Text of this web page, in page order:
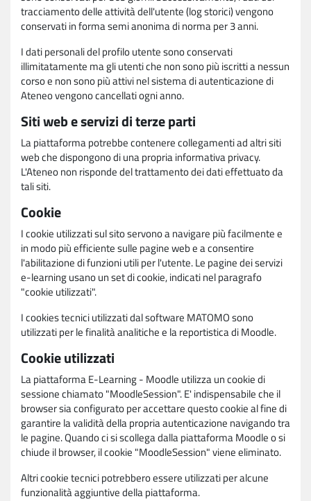
tracciamento delle attività dell'utente (log storici) vengono
conservati in forma semi anonima di norma per 3 anni.
I dati personali del profilo utente sono conservati
illimitatamente ma gli utenti che non sono più iscritti a nessun
corso e non sono più attivi nel sistema di autenticazione di
Ateneo vengono cancellati ogni anno.
Siti web e servizi di terze parti
La piattaforma potrebbe contenere collegamenti ad altri siti
web che dispongono di una propria informativa privacy.
L'Ateneo non risponde del trattamento dei dati effettuato da
tali siti.
Cookie
I cookie utilizzati sul sito servono a navigare più facilmente e
in modo più efficiente sulle pagine web e a consentire
l'abilitazione di funzioni utili per l'utente. Le pagine dei servizi
e-learning usano un set di cookie, indicati nel paragrafo
"cookie utilizzati".
I cookies tecnici utilizzati dal software MATOMO sono
utilizzati per le finalità analitiche e la reportistica di Moodle.
Cookie utilizzati
La piattaforma E-Learning - Moodle utilizza un cookie di
sessione chiamato "MoodleSession". E' indispensabile che il
browser sia configurato per accettare questo cookie al fine di
garantire la validità della propria autenticazione navigando tra
le pagine. Quando ci si scollega dalla piattaforma Moodle o si
chiude il browser, il cookie "MoodleSession" viene eliminato.
Altri cookie tecnici potrebbero essere utilizzati per alcune
funzionalità aggiuntive della piattaforma.